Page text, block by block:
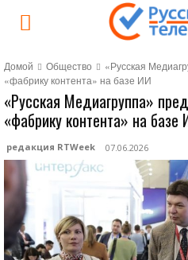
Домой Общество
«Русская
«фабрику контента» на базе ИИ
«Русская Медиагруппа»
«фабрику контента» на базе
редакция RTWeek 07.06.2026